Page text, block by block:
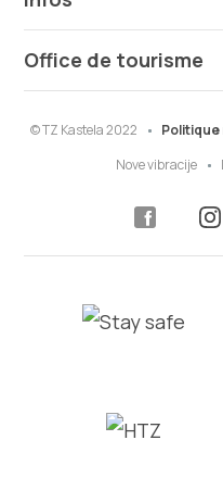
Office de tourisme
© TZ Kastela 2022 Politique
Nove vibracije